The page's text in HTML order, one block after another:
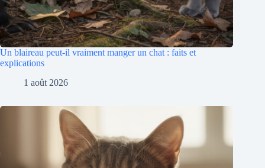
Un blaireau peut-il vraiment manger un chat : faits et
explications
1 août 2026